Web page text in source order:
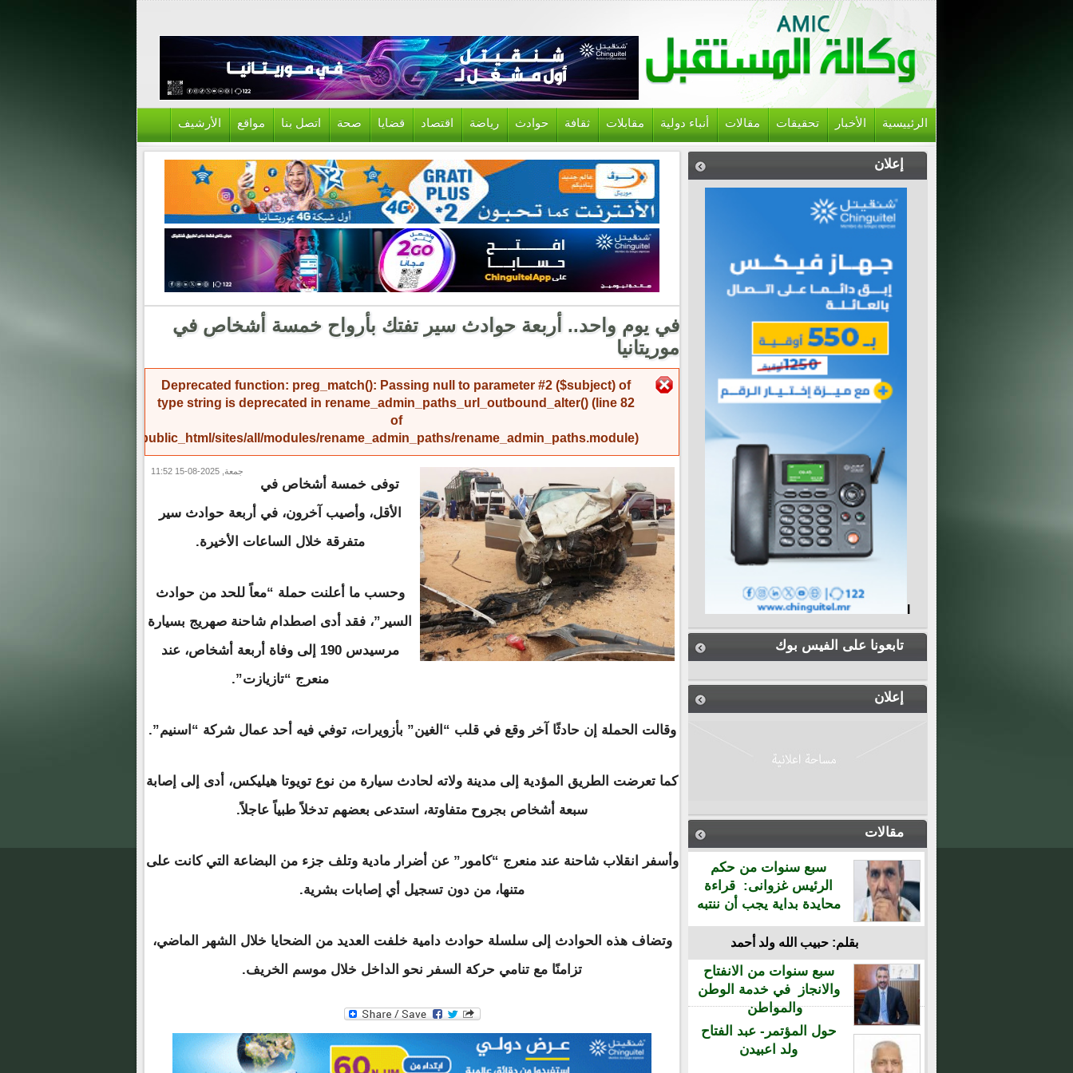
الرئييسية الأخبار تحقيقات مقالات أنباء دولية مقابلات ثقافة حوادث رياضة اقتصاد قضايا صحة اتصل بنا مواقع الأرشيف
إعلان
تابعونا على الفيس بوك
إعلان
مقالات
سبع سنوات من حكم
الرئيس غزوانى: قراءة
محايدة بداية يجب أن ننتبه
بقلم: حبيب الله ولد أحمد
سبع سنوات من الانفتاح
والانجاز في خدمة الوطن
والمواطن
حول المؤتمر- عبد الفتاح
ولد اعبيدن
في يوم واحد.. أربعة حوادث سير تفتك بأرواح خمسة أشخاص في
موريتانيا
رسالة الخطأ Deprecated function: preg_match(): Passing null to parameter #2 ($subject) of
type string is deprecated in rename_admin_paths_url_outbound_alter() (line 82
of
/home/amicinf1/public_html/sites/all/modules/rename_admin_paths/rename_admin_paths.module).
جمعة, 2025-08-15 11:52
توفى خمسة أشخاص في
الأقل، وأصيب آخرون، في أربعة حوادث سير
متفرقة خلال الساعات الأخيرة.
وحسب ما أعلنت حملة “معاً للحد من حوادث
السير”، فقد أدى اصطدام شاحنة صهريج بسيارة
مرسيدس 190 إلى وفاة أربعة أشخاص، عند
منعرج “تازيازت”.
وقالت الحملة إن حادثًا آخر وقع في قلب “الغين” بأزويرات، توفي فيه أحد عمال شركة “اسنيم”.
كما تعرضت الطريق المؤدية إلى مدينة ولاته لحادث سيارة من نوع تويوتا هيليكس، أدى إلى إصابة
سبعة أشخاص بجروح متفاوتة، استدعى بعضهم تدخلاً طبياً عاجلاً.
وأسفر انقلاب شاحنة عند منعرج “كامور” عن أضرار مادية وتلف جزء من البضاعة التي كانت على
متنها، من دون تسجيل أي إصابات بشرية.
وتضاف هذه الحوادث إلى سلسلة حوادث دامية خلفت العديد من الضحايا خلال الشهر الماضي،
تزامنًا مع تنامي حركة السفر نحو الداخل خلال موسم الخريف.